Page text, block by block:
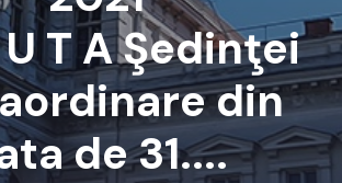
T A Şedinţei
din
de 31....